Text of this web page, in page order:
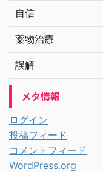
自信
薬物治療
誤解
メタ情報
ログイン
投稿フィード
コメントフィード
WordPress.org